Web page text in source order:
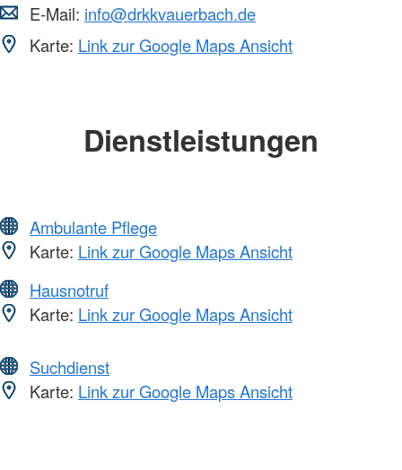
E-Mail: info@drkkvauerbach.de
Karte: Link zur Google Maps Ansicht
Dienstleistungen
Ambulante Pflege
Karte: Link zur Google Maps Ansicht
Hausnotruf
Karte: Link zur Google Maps Ansicht
Suchdienst
Karte: Link zur Google Maps Ansicht